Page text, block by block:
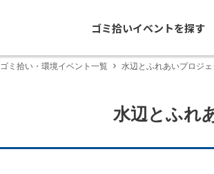
ゴミ拾いイベントを探す
ゴミ拾い・環境イベント一覧 水辺とふれあいプロジ
水辺とふれ